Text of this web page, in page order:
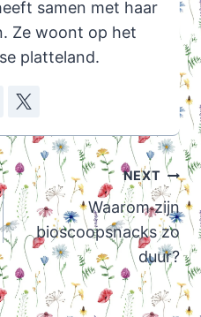
samen met haar
Ze woont op het
platteland.
NEXT
Waarom zijn
bioscoopsnacks zo
duur?